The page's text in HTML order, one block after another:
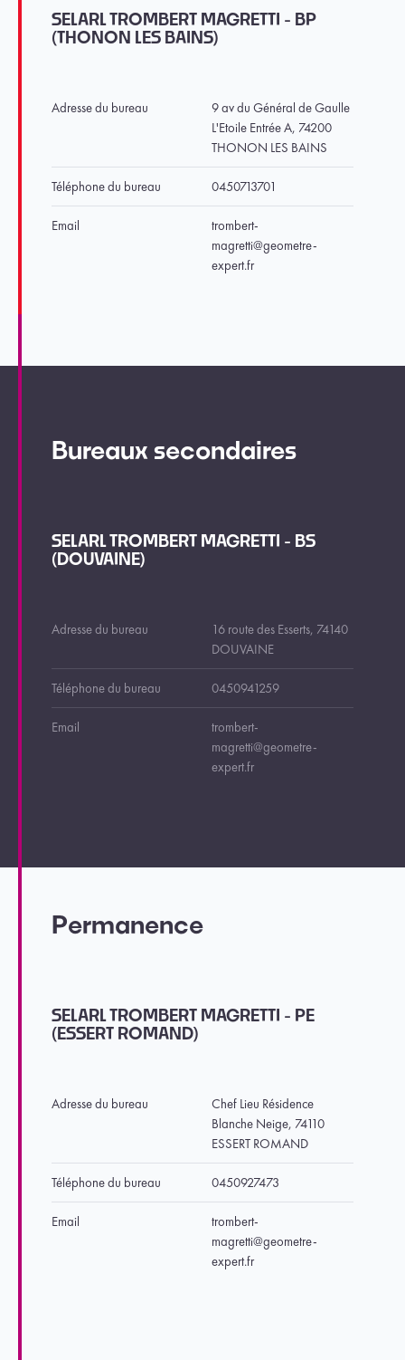
SELARL TROMBERT MAGRETTI - BP
(THONON LES BAINS)
Adresse du bureau
9 av du Général de Gaulle
L'Etoile Entrée A, 74200
THONON LES BAINS
Téléphone du bureau 0450713701
Email
trombert-
magretti@geometre-
expert.fr
Bureaux secondaires
SELARL TROMBERT MAGRETTI - BS
(DOUVAINE)
Adresse du bureau
16 route des Esserts, 74140
DOUVAINE
Téléphone du bureau 0450941259
Email
trombert-
magretti@geometre-
expert.fr
Permanence
SELARL TROMBERT MAGRETTI - PE
(ESSERT ROMAND)
Adresse du bureau
Chef Lieu Résidence
Blanche Neige, 74110
ESSERT ROMAND
Téléphone du bureau 0450927473
Email
trombert-
magretti@geometre-
expert.fr